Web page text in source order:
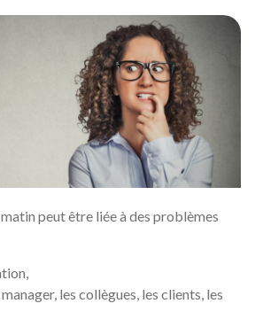
matin peut être liée à des problèmes
les collègues, les clients, les